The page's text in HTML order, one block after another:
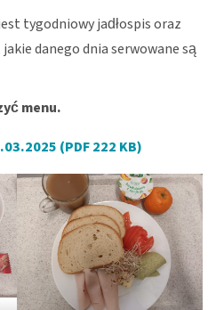
tygodniowy jadłospis oraz
danego dnia serwowane są
menu.
(PDF 222 KB)